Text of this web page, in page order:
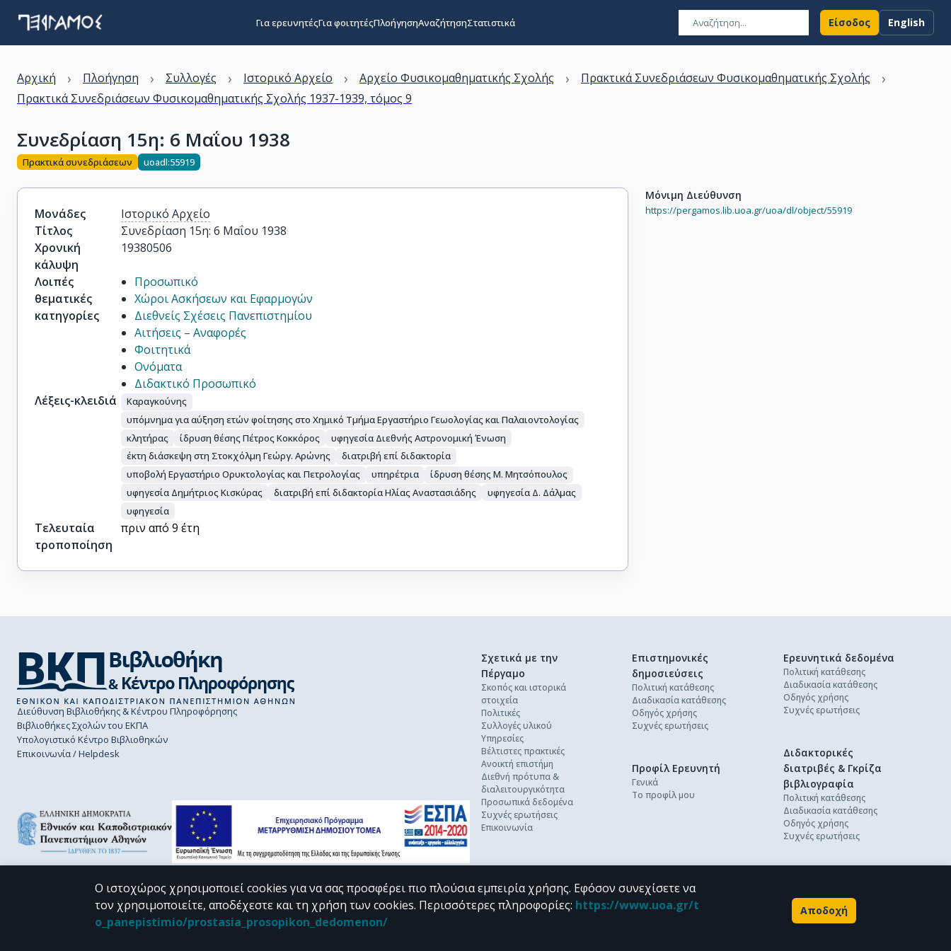
Για ερευνητέςΓια φοιτητέςΠλοήγησηΑναζήτησηΣτατιστικά Είσοδος English
Αρχική › Πλοήγηση › Συλλογές › Ιστορικό Αρχείο › Αρχείο Φυσικομαθηματικής Σχολής › Πρακτικά Συνεδριάσεων Φυσικομαθηματικής Σχολής ›
Πρακτικά Συνεδριάσεων Φυσικομαθηματικής Σχολής 1937-1939, τόμος 9
Συνεδρίαση 15η: 6 Μαΐου 1938
Πρακτικά συνεδριάσεων uoadl:55919
Μονάδες
Ιστορικό Αρχείο
Τίτλος
Συνεδρίαση 15η: 6 Μαΐου 1938
Χρονική
κάλυψη
19380506
Λοιπές
θεματικές
κατηγορίες
Προσωπικό
Χώροι Ασκήσεων και Εφαρμογών
Διεθνείς Σχέσεις Πανεπιστημίου
Αιτήσεις – Αναφορές
Φοιτητικά
Ονόματα
Διδακτικό Προσωπικό
Λέξεις-κλειδιά
Καραγκούνης
υπόμνημα για αύξηση ετών φοίτησης στο Χημικό Τμήμα Εργαστήριο Γεωολογίας και Παλαιοντολογίας
κλητήρας
ίδρυση θέσης Πέτρος Κοκκόρος
υφηγεσία Διεθνής Αστρονομική Ένωση
έκτη διάσκεψη στη Στοκχόλμη Γεώργ. Αρώνης
διατριβή επί διδακτορία
υποβολή Εργαστήριο Ορυκτολογίας και Πετρολογίας
υπηρέτρια
ίδρυση θέσης Μ. Μητσόπουλος
υφηγεσία Δημήτριος Κισκύρας
διατριβή επί διδακτορία Ηλίας Αναστασιάδης
υφηγεσία Δ. Δάλμας
υφηγεσία
Τελευταία
τροποποίηση
πριν από 9 έτη
Μόνιμη Διεύθυνση
https://pergamos.lib.uoa.gr/uoa/dl/object/55919
Διεύθυνση Βιβλιοθήκης & Κέντρου Πληροφόρησης
Βιβλιοθήκες Σχολών του ΕΚΠΑ
Υπολογιστικό Κέντρο Βιβλιοθηκών
Επικοινωνία / Helpdesk
Σχετικά με την
Πέργαμο
Σκοπός και ιστορικά
στοιχεία
Πολιτικές
Συλλογές υλικού
Υπηρεσίες
Βέλτιστες πρακτικές
Ανοικτή επιστήμη
Διεθνή πρότυπα &
διαλειτουργικότητα
Προσωπικά δεδομένα
Συχνές ερωτήσεις
Επικοινωνία
Επιστημονικές
δημοσιεύσεις
Πολιτική κατάθεσης
Διαδικασία κατάθεσης
Οδηγός χρήσης
Συχνές ερωτήσεις
Ερευνητικά δεδομένα
Πολιτική κατάθεσης
Διαδικασία κατάθεσης
Οδηγός χρήσης
Συχνές ερωτήσεις
Διδακτορικές
διατριβές & Γκρίζα
βιβλιογραφία
Πολιτική κατάθεσης
Διαδικασία κατάθεσης
Οδηγός χρήσης
Συχνές ερωτήσεις
Προφίλ Ερευνητή
Γενικά
Το προφίλ μου
CC BY-NC 4.0
Ο ιστοχώρος χρησιμοποιεί cookies για να σας προσφέρει πιο πλούσια εμπειρία χρήσης. Εφόσον συνεχίσετε να
τον χρησιμοποιείτε, αποδέχεστε και τη χρήση των cookies. Περισσότερες πληροφορίες: https://www.uoa.gr/t
o_panepistimio/prostasia_prosopikon_dedomenon/
Αποδοχή